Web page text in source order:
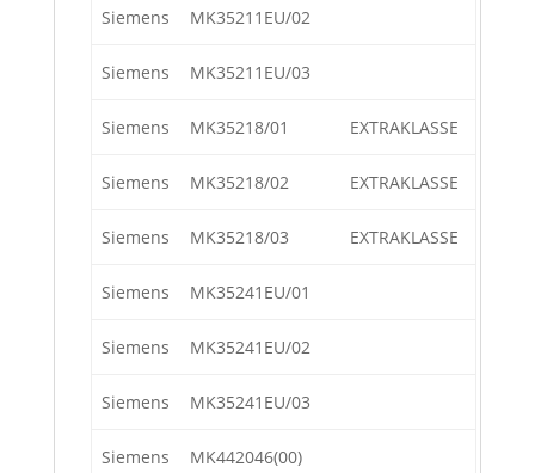
Siemens MK35211EU/02
Siemens MK35211EU/03
Siemens MK35218/01 EXTRAKLASSE
Siemens MK35218/02 EXTRAKLASSE
Siemens MK35218/03 EXTRAKLASSE
Siemens MK35241EU/01
Siemens MK35241EU/02
Siemens MK35241EU/03
Siemens MK442046(00)